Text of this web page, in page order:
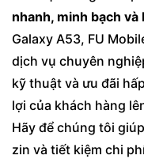
nhanh, minh bạch và
Galaxy A53, FU
dịch vụ chuyên
kỹ thuật và ưu đãi
lợi của khách hàng
Hãy để chúng tôi
zin và tiết kiệm chi